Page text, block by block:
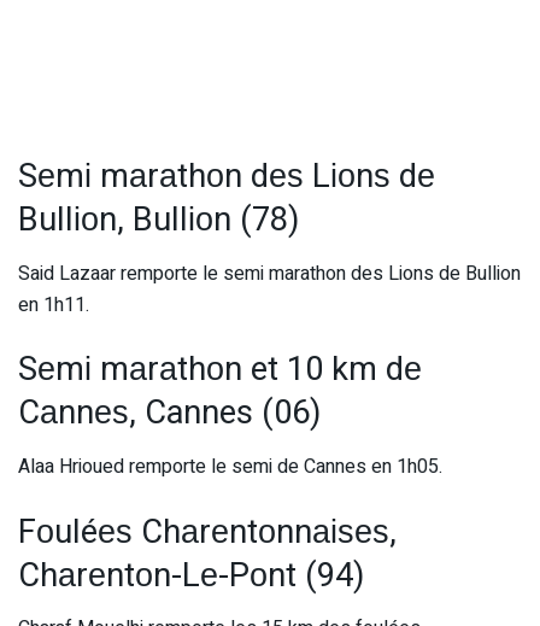
Sеmі mаrаthоn dеѕ Lіоnѕ dе
Bullіоn, Bullіоn (78)
Said Lazaar remporte le semi marathon des Lions de Bullion
en 1h11.
Sеmі mаrаthоn et 10 km dе
Cаnnеѕ, Cannes (06)
Alaa Hrioued remporte le semi de Cannes en 1h05.
Fоuléеѕ Chаrеntоnnаіѕеѕ,
Chаrеntоn-Lе-Pоnt (94)